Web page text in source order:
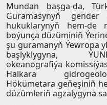
Mundan başga-da,
Guramasynyň
hukuklarynyň hem-de
boýunça düzüminiň
şu guramanyň Ýewropa
başlyklygyna,
okeanografiýa
Halkara
Hökümetara geňeşiniň
düzümleriň agzalygyna